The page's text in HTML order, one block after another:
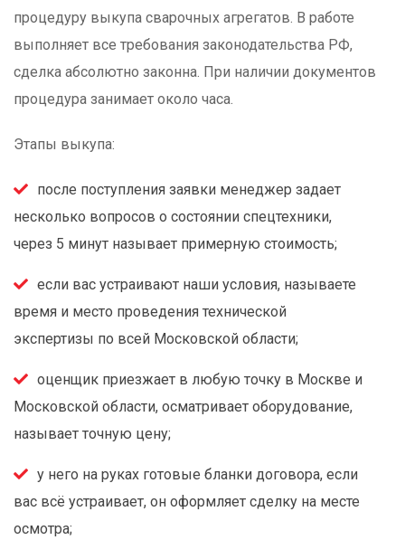
процедуру выкупа сварочных агрегатов. В работе
выполняет все требования законодательства РФ,
сделка абсолютно законна. При наличии документов
процедура занимает около часа.
Этапы выкупа:
после поступления заявки менеджер задает
несколько вопросов о состоянии спецтехники,
через 5 минут называет примерную стоимость;
если вас устраивают наши условия, называете
время и место проведения технической
экспертизы по всей Московской области;
оценщик приезжает в любую точку в Москве и
Московской области, осматривает оборудование,
называет точную цену;
у него на руках готовые бланки договора, если
вас всё устраивает, он оформляет сделку на месте
осмотра;